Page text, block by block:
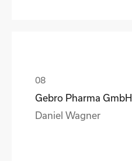
Gebro Pharma GmbH
Daniel Wagner